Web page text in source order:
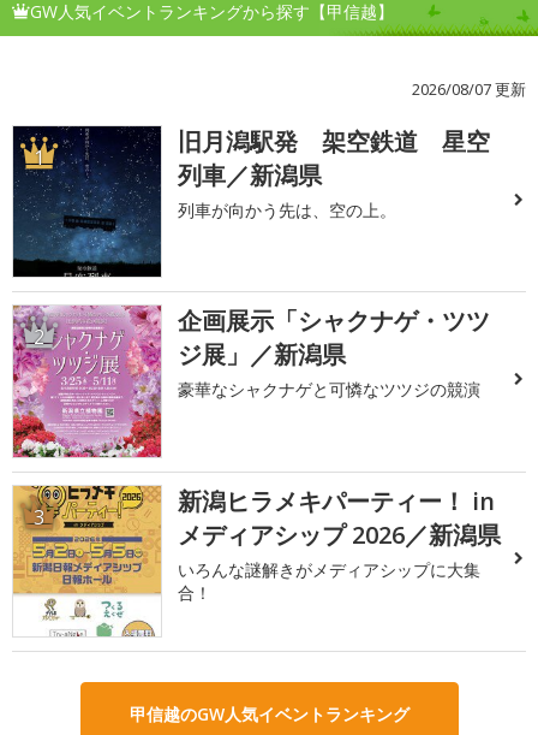
GW人気イベントランキングから探す【甲信越】
2026/08/07 更新
1
旧月潟駅発 架空鉄道 星空
列車／新潟県
列車が向かう先は、空の上。
2
企画展示「シャクナゲ・ツツ
ジ展」／新潟県
豪華なシャクナゲと可憐なツツジの競演
3
新潟ヒラメキパーティー！ in
メディアシップ 2026／新潟県
いろんな謎解きがメディアシップに大集
合！
甲信越のGW人気イベントランキング